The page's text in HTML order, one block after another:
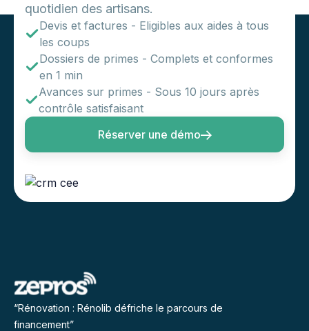
quotidien des artisans.
Devis et factures - Eligibles aux aides à tous
les coups
Dossiers de primes - Complets et conformes
en 1 min
Avances sur primes - Sous 10 jours après
contrôle satisfaisant
Réserver une démo
“Rénovation : Rénolib défriche le parcours de
financement”